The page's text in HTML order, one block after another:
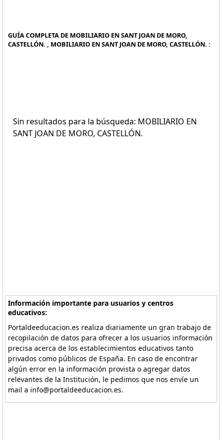
GUÍA COMPLETA DE MOBILIARIO EN SANT JOAN DE MORO,
CASTELLÓN. , MOBILIARIO EN SANT JOAN DE MORO, CASTELLÓN. :
Sin resultados para la búsqueda: MOBILIARIO EN
SANT JOAN DE MORO, CASTELLÓN.
Información importante para usuarios y centros
educativos:
Portaldeeducacion.es realiza diariamente un gran trabajo de
recopilación de datos para ofrecer a los usuarios información
precisa acerca de los establecimientos educativos tanto
privados como públicos de España. En caso de encontrar
algún error en la información provista o agregar datos
relevantes de la Institución, le pedimos que nos envíe un
mail a info@portaldeeducacion.es.